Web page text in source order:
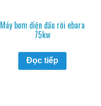
Máy bơm điện đầu rời ebara
75kw
Đọc tiếp